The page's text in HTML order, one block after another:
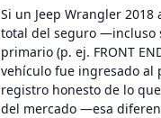
Si un Jeep Wrangler
total del seguro —incluso
primario (p. ej. FRONT
vehículo fue ingresado al
registro honesto de lo
del mercado —esa